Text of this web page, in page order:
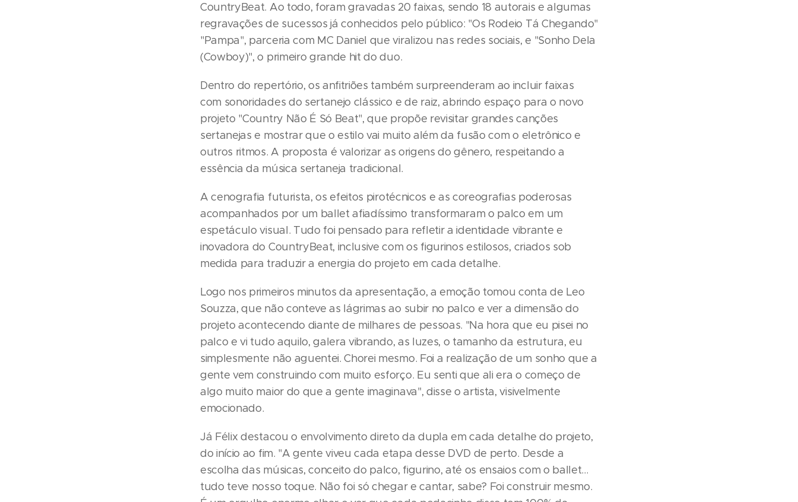
CountryBeat. Ao todo, foram gravadas 20 faixas, sendo 18 autorais e algumas
regravações de sucessos já conhecidos pelo público: "Os Rodeio Tá Chegando"
"Pampa", parceria com MC Daniel que viralizou nas redes sociais, e "Sonho Dela
(Cowboy)", o primeiro grande hit do duo.
Dentro do repertório, os anfitriões também surpreenderam ao incluir faixas
com sonoridades do sertanejo clássico e de raiz, abrindo espaço para o novo
projeto "Country Não É Só Beat", que propõe revisitar grandes canções
sertanejas e mostrar que o estilo vai muito além da fusão com o eletrônico e
outros ritmos. A proposta é valorizar as origens do gênero, respeitando a
essência da música sertaneja tradicional.
A cenografia futurista, os efeitos pirotécnicos e as coreografias poderosas
acompanhados por um ballet afiadíssimo transformaram o palco em um
espetáculo visual. Tudo foi pensado para refletir a identidade vibrante e
inovadora do CountryBeat, inclusive com os figurinos estilosos, criados sob
medida para traduzir a energia do projeto em cada detalhe.
Logo nos primeiros minutos da apresentação, a emoção tomou conta de Leo
Souzza, que não conteve as lágrimas ao subir no palco e ver a dimensão do
projeto acontecendo diante de milhares de pessoas. "Na hora que eu pisei no
palco e vi tudo aquilo, galera vibrando, as luzes, o tamanho da estrutura, eu
simplesmente não aguentei. Chorei mesmo. Foi a realização de um sonho que a
gente vem construindo com muito esforço. Eu senti que ali era o começo de
algo muito maior do que a gente imaginava", disse o artista, visivelmente
emocionado.
Já Félix destacou o envolvimento direto da dupla em cada detalhe do projeto,
do início ao fim. "A gente viveu cada etapa desse DVD de perto. Desde a
escolha das músicas, conceito do palco, figurino, até os ensaios com o ballet...
tudo teve nosso toque. Não foi só chegar e cantar, sabe? Foi construir mesmo.